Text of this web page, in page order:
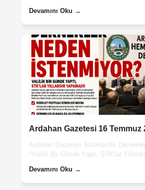
Devamını Oku →
Ardahan Gazetesi 16 Temmuz
Ardahan Gazetesi Ardahan'da
"Valilik Bir Günde Yaptı, STK'lar
Devamını Oku →